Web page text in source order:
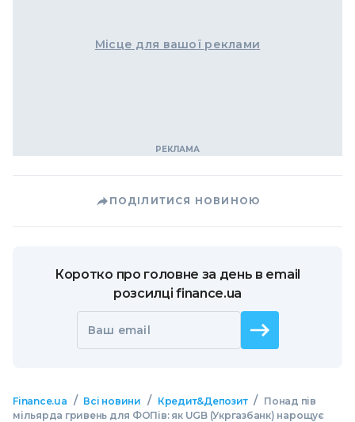
Місце для вашої реклами
ПОДІЛИТИСЯ НОВИНОЮ
Коротко про головне за день в email
розсилці finance.ua
Ваш email
Finance.ua / Всі новини / Кредит&Депозит / Понад пів
мільярда гривень для ФОПів: як UGB (Укргазбанк) нарощує